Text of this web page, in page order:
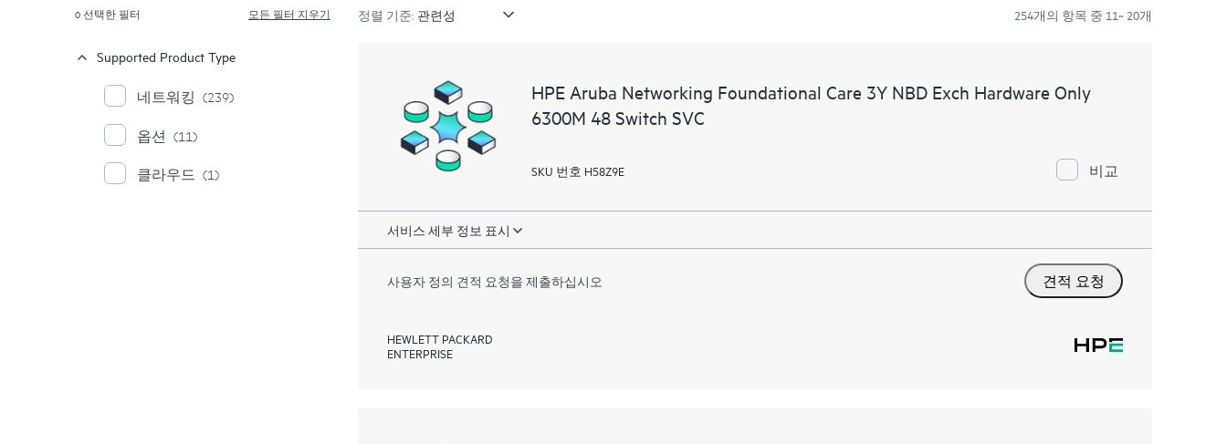
0선택한 필터 모든 필터 지우기
Supported Product Type
네트워킹 (239)
옵션 (11)
클라우드 (1)
정렬 기준: 254개의 항목 중 11~ 20개
HPE Aruba Networking Foundational Care 3Y NBD Exch Hardware Only
6300M 48 Switch SVC
SKU 번호 H58Z9E 비교
서비스 세부 정보 표시
사용자 정의 견적 요청을 제출하십시오 견적 요청
HEWLETT PACKARD
ENTERPRISE